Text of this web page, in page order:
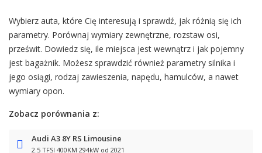
Wybierz auta, które Cię interesują i sprawdź, jak różnią się ich
parametry. Porównaj wymiary zewnętrzne, rozstaw osi,
prześwit. Dowiedz się, ile miejsca jest wewnątrz i jak pojemny
jest bagażnik. Możesz sprawdzić również parametry silnika i
jego osiągi, rodzaj zawieszenia, napędu, hamulców, a nawet
wymiary opon.
Zobacz porównania z:
Audi A3 8Y RS Limousine
2.5 TFSI 400KM 294kW od 2021